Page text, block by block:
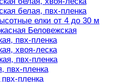
белая, пвх-пленка
елки от 4 до 30 м
Беловежская
пвх-пленка
хвоя-леска
пвх-пленка
пвх-пленка
пленка